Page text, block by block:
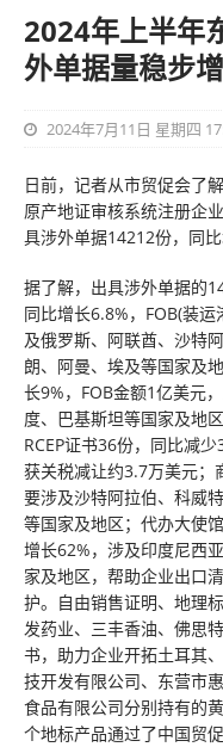
2024年上半年
外单据量稳步
2024年7月11日 星期四
日前，记者从市贸促会了
原产地证审核系统注册企
具涉外单据14212份，同比
据了解，出具涉外单据的
同比增长6.8%，FOB(装
及俄罗斯、阿联酋、沙特
朗、阿曼、埃及等国家及
长9%，FOB金额1亿美元
度、巴基斯坦等国家及地
RCEP证书36份，同比减
获关税减让约3.7万美元；
要涉及沙特阿拉伯、科威
等国家及地区；代办大使
增长62%，涉及印度尼西
家及地区，帮助企业出口
护。自由销售证明、地理
发药业、三丰香油、佛思
书，助力企业开拓土耳其
技开发有限公司、东营市
食品有限公司分别持有的
个地标产品通过了中国贸